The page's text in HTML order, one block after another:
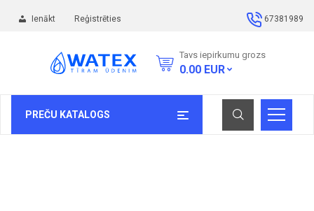
Ienākt Reģistrēties 67381989
Tavs iepirkumu grozs
0.00 EUR
PREČU KATALOGS